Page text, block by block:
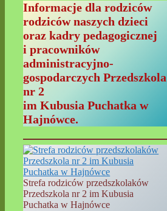
Informacje dla rodziców
rodziców naszych dzieci
oraz kadry pedagogicznej
i pracowników
administracyjno-
gospodarczych Przedszkola
nr 2
im Kubusia Puchatka w
Hajnówce.
Strefa rodziców przedszkolaków
Przedszkola nr 2 im Kubusia
Puchatka w Hajnówce